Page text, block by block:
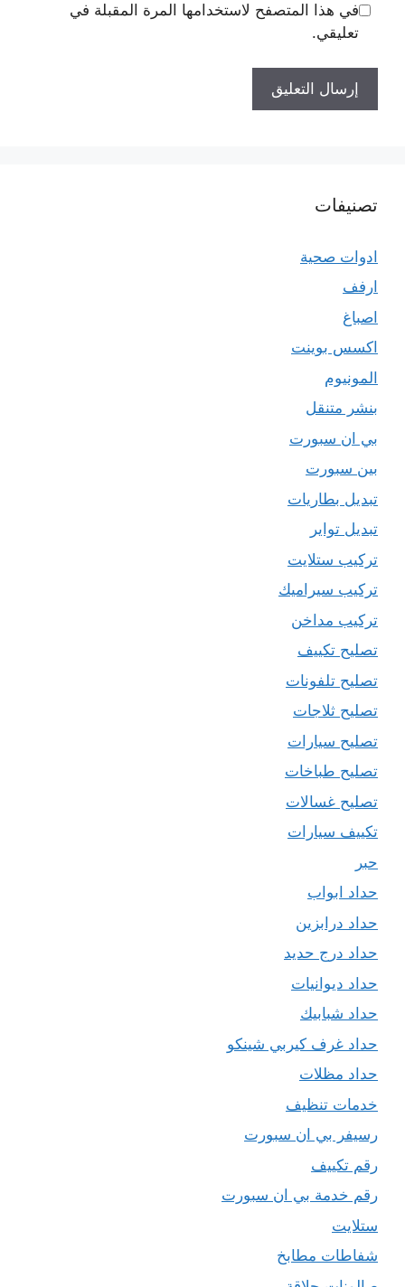
في هذا المتصفح لاستخدامها المرة المقبلة في
تعليقي.
تصنيفات
ادوات صحية
ارفف
اصباغ
اكسس بوينت
المونيوم
بنشر متنقل
بي ان سبورت
بين سبورت
تبديل بطاريات
تبديل تواير
تركيب ستلايت
تركيب سيراميك
تركيب مداخن
تصليح تكييف
تصليح تلفونات
تصليح ثلاجات
تصليح سيارات
تصليح طباخات
تصليح غسالات
تكييف سيارات
حبر
حداد ابواب
حداد درابزين
حداد درج حديد
حداد ديوانيات
حداد شبابيك
حداد غرف كيربي شينكو
حداد مظلات
خدمات تنظيف
رسيفر بي ان سبورت
رقم تكييف
رقم خدمة بي ان سبورت
ستلايت
شفاطات مطابخ